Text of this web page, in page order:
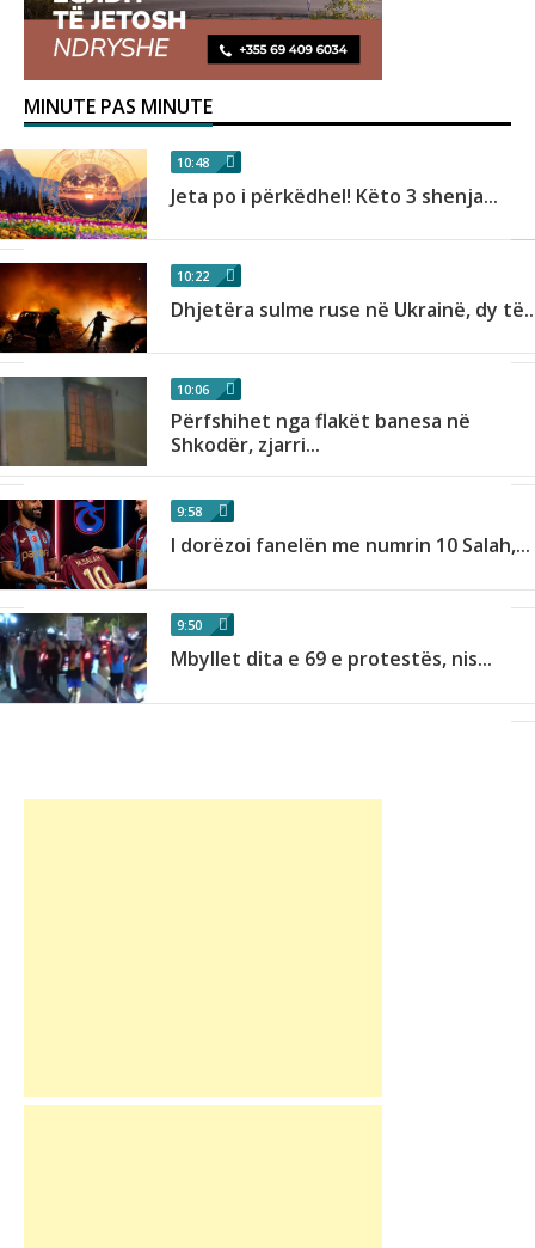
MINUTE PAS MINUTE
10:48
Jeta po i përkëdhel! Këto 3 shenja...
10:22
Dhjetëra sulme ruse në Ukrainë, dy
10:06
Përfshihet nga flakët banesa në
Shkodër, zjarri...
9:58
I dorëzoi fanelën me numrin 10 Salah,...
9:50
Mbyllet dita e 69 e protestës, nis...